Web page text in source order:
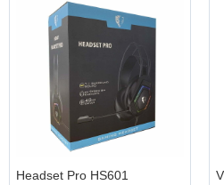
bằng công cụ chụp ảnh tích
đang sử dụng giao thức hoặc
cứng nào. Máy vẫn cung cấp
cả các định dạng và thiết bị chính.
Khả năng chiếu ghép màn hình
Headset Pro HS601